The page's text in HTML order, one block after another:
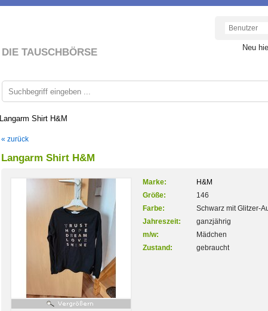
DIE TAUSCHBÖRSE Neu
Langarm Shirt H&M
« zurück
Langarm Shirt H&M
Marke:
H&M
Größe:
146
Farbe:
Schwarz mit Glitzer-
Jahreszeit:
ganzjährig
m/w:
Mädchen
Zustand:
gebraucht